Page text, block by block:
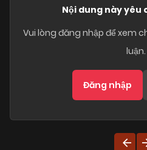
Nội dung này yêu
Vui lòng đăng nhập để xem
luận.
Đăng nhập